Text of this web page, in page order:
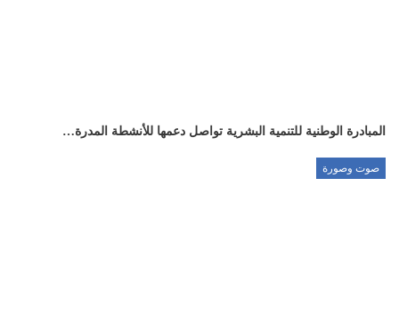
المبادرة الوطنية للتنمية البشرية تواصل دعمها للأنشطة المدرة…
صوت وصورة